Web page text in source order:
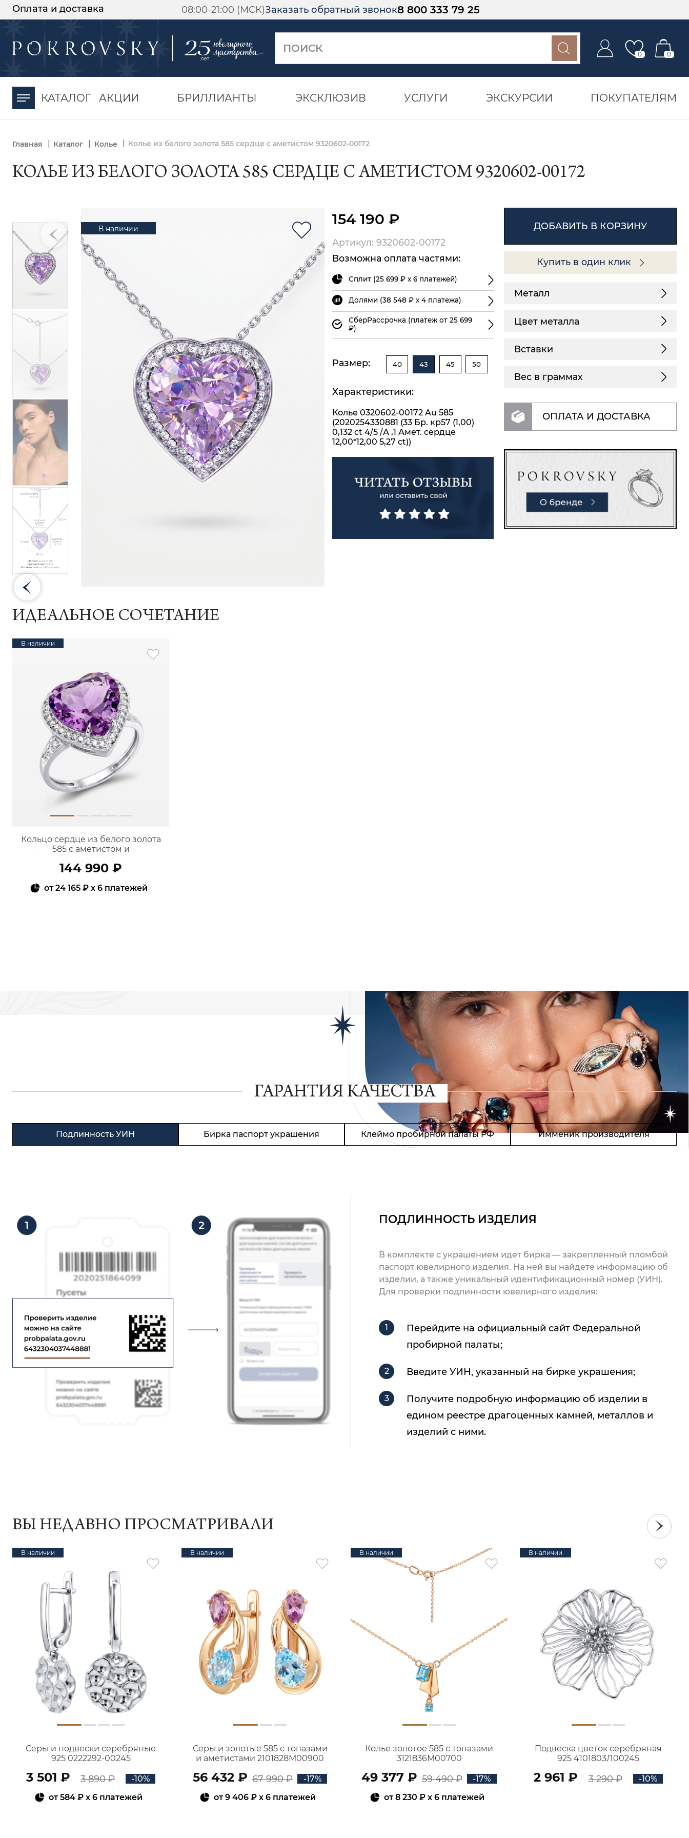
Оплата и доставка 08:00-21:00 (МСК)Заказать обратный звонок8 800 333 79 25
0 0
КАТАЛОГ АКЦИИ БРИЛЛИАНТЫ ЭКСКЛЮЗИВ УСЛУГИ ЭКСКУРСИИ ПОКУПАТЕЛЯМ
Главная | Каталог | Колье Колье из белого золота 585 сердце с аметистом 9320602-00172
КОЛЬЕ ИЗ БЕЛОГО ЗОЛОТА 585 СЕРДЦЕ С АМЕТИСТОМ 9320602-00172
В наличии
154 190 ₽
Артикул: 9320602-00172
Возможна оплата частями:
Сплит (25 699 ₽ х 6 платежей)
Долями (38 548 ₽ х 4 платежа)
СберРассрочка (платеж от 25 699
₽)
Размер: 40 43 45 50
Характеристики:
Колье 0320602-00172 Au 585
(2020254330881 (33 Бр. кр57 (1,00)
0,132 ct 4/5 /А ,1 Амет. сердце
12,00*12,00 5,27 ct))
ДОБАВИТЬ В КОРЗИНУ
Купить в один клик
Металл
Цвет металла
Вставки
Вес в граммах
ОПЛАТА И ДОСТАВКА
ИДЕАЛЬНОЕ СОЧЕТАНИЕ
В наличии
Кольцо сердце из белого золота
585 с аметистом и
144 990 ₽
от24 165 ₽x 6 платежей
ГАРАНТИЯ КАЧЕСТВА
Подлинность УИН Бирка паспорт украшения Клеймо пробирной палаты РФ Имменик производителя
ПОДЛИННОСТЬ ИЗДЕЛИЯ
В комплекте с украшением идет бирка — закрепленный пломбой
паспорт ювелирного изделия. На ней вы найдете информацию об
изделии, а также уникальный идентификационный номер (УИН).
Для проверки подлинности ювелирного изделия:
Перейдите на официальный сайт Федеральной
пробирной палаты;
Введите УИН, указанный на бирке украшения;
Получите подробную информацию об изделии в
едином реестре драгоценных камней, металлов и
изделий с ними.
ВЫ НЕДАВНО ПРОСМАТРИВАЛИ
В наличии
Серьги подвески серебряные
925 0222292-00245
3 501 ₽ 3 890 ₽
-10%
от584 ₽ x 6 платежей
В наличии
Серьги золотые 585 с топазами
и аметистами 2101828М00900
56 432 ₽ 67 990 ₽
-17%
от9 406 ₽ x 6 платежей
В наличии
Колье золотое 585 с топазами
3121836М00700
49 377 ₽ 59 490 ₽
-17%
от8 230 ₽x 6 платежей
В наличии
Подвеска цветок серебряная
925 4101803Л00245
2 961 ₽ 3 290 ₽ -10%
-30%
момента оплаты